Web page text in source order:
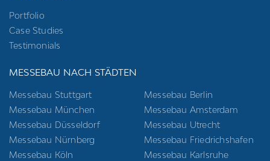
Portfolio
Case Studies
Testimonials
MESSEBAU NACH STÄDTEN
Messebau Stuttgart
Messebau München
Messebau Düsseldorf
Messebau Nürnberg
Messebau Köln
Messebau Berlin
Messebau Amsterdam
Messebau Utrecht
Messebau Friedrichshafen
Messebau Karlsruhe